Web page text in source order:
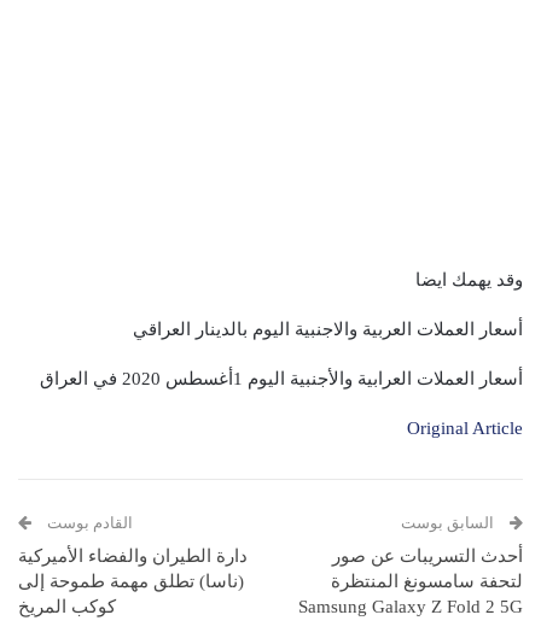
وقد يهمك ايضا
أسعار العملات العربية والاجنبية اليوم بالدينار العراقي
أسعار العملات العرابية والأجنبية اليوم 1أغسطس 2020 في العراق
Original Article
السابق بوست
أحدث التسريبات عن صور
لتحفة سامسونغ المنتظرة
Samsung Galaxy Z Fold 2 5G
القادم بوست
دارة الطيران والفضاء الأميركية
(ناسا) تطلق مهمة طموحة إلى
كوكب المريخ